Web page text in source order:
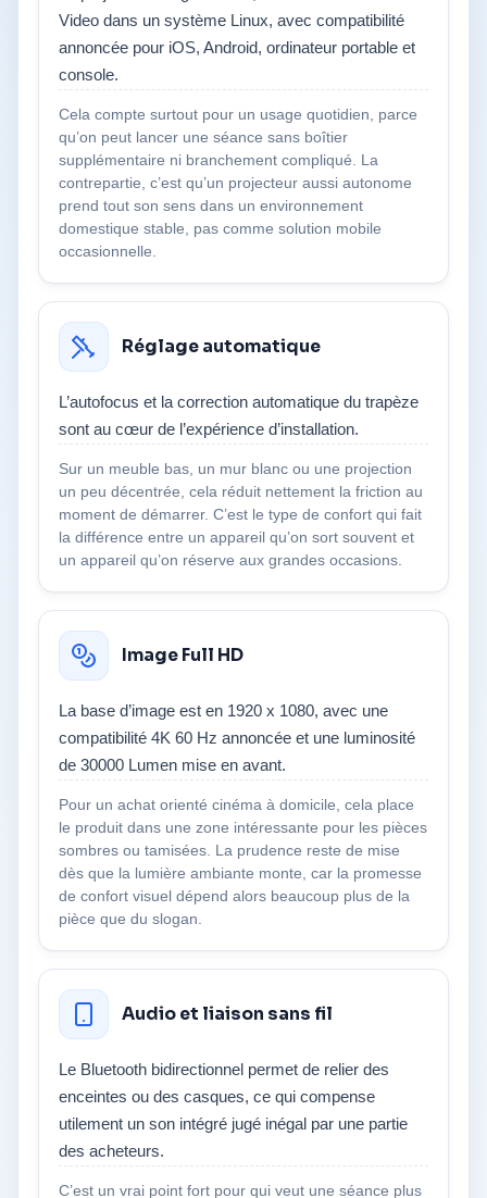
Video dans un système Linux, avec compatibilité
annoncée pour iOS, Android, ordinateur portable et
console.
Cela compte surtout pour un usage quotidien, parce
qu’on peut lancer une séance sans boîtier
supplémentaire ni branchement compliqué. La
contrepartie, c’est qu’un projecteur aussi autonome
prend tout son sens dans un environnement
domestique stable, pas comme solution mobile
occasionnelle.
Réglage automatique
L’autofocus et la correction automatique du trapèze
sont au cœur de l’expérience d’installation.
Sur un meuble bas, un mur blanc ou une projection
un peu décentrée, cela réduit nettement la friction au
moment de démarrer. C’est le type de confort qui fait
la différence entre un appareil qu’on sort souvent et
un appareil qu’on réserve aux grandes occasions.
Image Full HD
La base d’image est en 1920 x 1080, avec une
compatibilité 4K 60 Hz annoncée et une luminosité
de 30000 Lumen mise en avant.
Pour un achat orienté cinéma à domicile, cela place
le produit dans une zone intéressante pour les pièces
sombres ou tamisées. La prudence reste de mise
dès que la lumière ambiante monte, car la promesse
de confort visuel dépend alors beaucoup plus de la
pièce que du slogan.
Audio et liaison sans fil
Le Bluetooth bidirectionnel permet de relier des
enceintes ou des casques, ce qui compense
utilement un son intégré jugé inégal par une partie
des acheteurs.
C’est un vrai point fort pour qui veut une séance plus